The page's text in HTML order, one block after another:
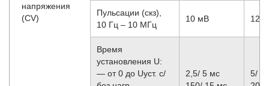
напряжения
(CV)
Пульсации (скз),
10 Гц – 10 МГц
10 мВ 12
Время
установления U:
— от 0 до Uуст. с/
2,5/ 5 мс
5/